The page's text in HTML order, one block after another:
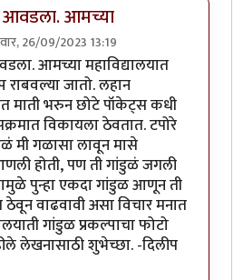
आमच्या
26/09/2023 13:19
आमच्या महाविद्यालयात
जातो. लहान
माती भरुन छोटे पॉकेट्स कधी
विकायला ठेवतात. टपोरे
मी गळासा लावून मासे
होती, पण ती गांडुळं जगली
पुन्हा एकदा गांडुळ आणून ती
वाढवावी असा विचार मनात
गांडुळ प्रकल्पाचा फोटो
लेखनासाठी शुभेच्छा. -दिलीप